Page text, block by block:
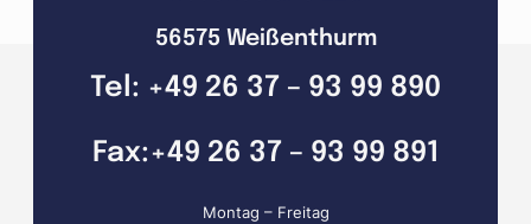
56575 Weißenthurm
Tel: +49 26 37 – 93 99 890
Fax:+49 26 37 – 93 99 891
Montag – Freitag